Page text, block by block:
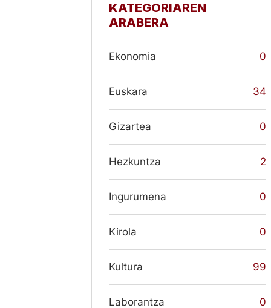
KATEGORIAREN
ARABERA
Ekonomia 0
Euskara 34
Gizartea 0
Hezkuntza 2
Ingurumena 0
Kirola 0
Kultura 99
Laborantza 0